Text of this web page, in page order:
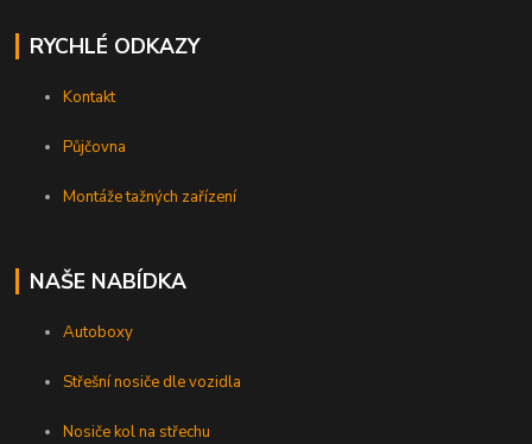
RYCHLÉ ODKAZY
Kontakt
Půjčovna
Montáže tažných zařízení
NAŠE NABÍDKA
Autoboxy
Střešní nosiče dle vozidla
Nosiče kol na střechu